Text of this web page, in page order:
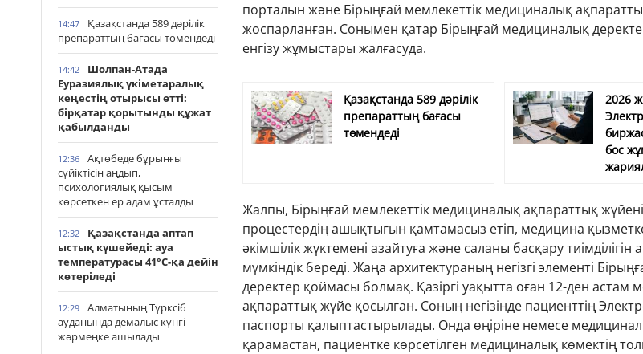
14:47
Қазақстанда 589 дәрілік
препараттың бағасы төмендеді
14:42
Шолпан-Атада
Еуразиялық үкіметаралық
кеңестің отырысы өтті:
бірқатар қорытынды құжат
қабылданды
12:36
Ақтөбеде бұрынғы
сүйіктісін аңдып,
психологиялық қысым
көрсеткен ер адам ұсталды
12:32
Қазақстанда аптап
ыстық күшейеді: ауа
температурасы 41°С-қа дейін
көтеріледі
12:29
Алматының Түрксіб
ауданында демалыс күнгі
жәрмеңке ашылады
порталын және Бірыңғай мемлекеттік медициналық
жоспарланған. Сонымен қатар Бірыңғай медициналық
енгізу жұмыстары жалғасуда.
Қазақстанда 589 дәрілік
препараттың бағасы
төмендеді
2026
бос
Жалпы, Бірыңғай мемлекеттік медициналық ақпараттық жүйені
процестердің ашықтығын қамтамасыз етіп, медицина
әкімшілік жүктемені азайтуға және саланы басқару тиімділігін
мүмкіндік береді. Жаңа архитектураның негізгі элементі
деректер қоймасы болмақ. Қазіргі уақытта оған 12-ден астам
ақпараттық жүйе қосылған. Соның негізінде пациенттің
паспорты қалыптастырылады. Онда өңіріне немесе
қарамастан, пациентке көрсетілген медициналық көмектің